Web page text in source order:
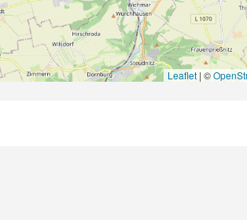
Leaflet | ©